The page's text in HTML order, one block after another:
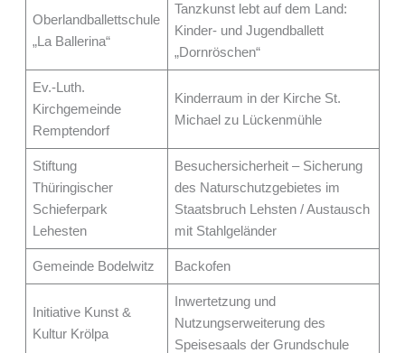
Oberlandballettschule
„La Ballerina“
Tanzkunst lebt auf dem Land:
Kinder- und Jugendballett
„Dornröschen“
Ev.-Luth.
Kirchgemeinde
Remptendorf
Kinderraum in der Kirche St.
Michael zu Lückenmühle
Stiftung
Thüringischer
Schieferpark
Lehesten
Besuchersicherheit – Sicherung
des Naturschutzgebietes im
Staatsbruch Lehsten / Austausch
mit Stahlgeländer
Gemeinde Bodelwitz Backofen
Initiative Kunst &
Kultur Krölpa
Inwertetzung und
Nutzungserweiterung des
Speisesaals der Grundschule